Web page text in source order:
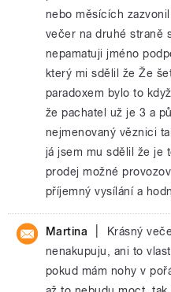
nebo měsících
večer na druhé straně
nepamatuji jméno
který mi sdělil že Že
paradoxem bylo to
že pachatel už je 3 a
nejmenovaný věznici
já jsem mu sdělil že je
prodej možné
příjemný vysílání a
Martina
Krásný
nenakupuju, ani to
pokud mám nohy v